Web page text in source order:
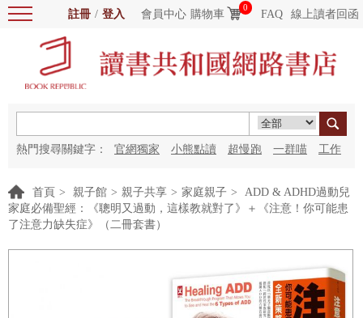
註冊 / 登入 會員中心 購物車
0
FAQ 線上讀者回函
熱門搜尋關鍵字： 官網獨家 小熊點讀 超慢跑 一群喵 工作
首頁 > 親子館 > 親子共享 > 家庭親子 >
ADD & ADHD過動兒
家庭必備聖經：《聰明又過動，這樣教就對了》＋《注意！你可能患
了注意力缺失症》（二冊套書）